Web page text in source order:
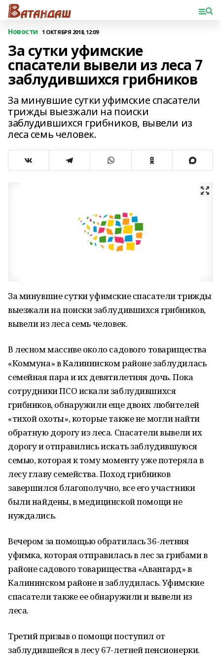
Новости 1 ОКТЯБРЯ 2018, 12:09
За сутки уфимские
спасатели вывели из леса 7
заблудившихся грибников
За минувшие сутки уфимские спасатели
трижды выезжали на поиски
заблудившихся грибников, вывели из
леса семь человек.
За минувшие сутки уфимские спасатели трижды
выезжали на поиски заблудившихся грибников,
вывели из леса семь человек.
В лесном массиве около садового товарищества
«Коммуна» в Калининском районе заблудилась
семейная пара и их девятилетняя дочь. Пока
сотрудники ПСО искали заблудившихся
грибников, обнаружили еще двоих любителей
«тихой охоты», которые также не могли найти
обратную дорогу из леса. Спасатели вывели их
дорогу и отправились искать заблудившуюся
семью, которая к тому моменту уже потеряла в
лесу главу семейства. Поход грибников
завершился благополучно, все его участники
были найдены, в медицинской помощи не
нуждались.
Вечером за помощью обратилась 36-летняя
уфимка, которая отправилась в лес за грибами в
районе садового товарищества «Авангард» в
Калининском районе и заблудилась. Уфимские
спасатели также ее обнаружили и вывели из
леса.
Третий призыв о помощи поступил от
заблудившейся в лесу 67-летней пенсионерки.